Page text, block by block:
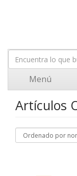
Menú
Artículos